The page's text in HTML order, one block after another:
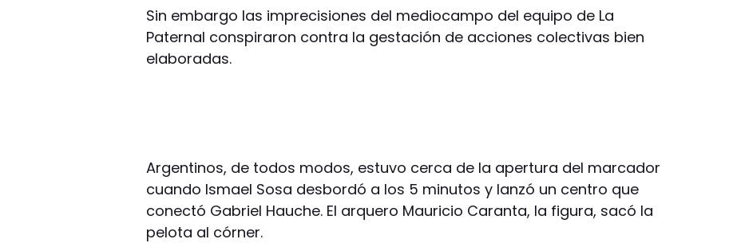
Sin embargo las imprecisiones del mediocampo del equipo de La
Paternal conspiraron contra la gestación de acciones colectivas bien
elaboradas.
Argentinos, de todos modos, estuvo cerca de la apertura del marcador
cuando Ismael Sosa desbordó a los 5 minutos y lanzó un centro que
conectó Gabriel Hauche. El arquero Mauricio Caranta, la figura, sacó la
pelota al córner.